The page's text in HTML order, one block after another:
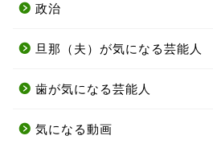
政治
旦那（夫）が気になる芸能人
歯が気になる芸能人
気になる動画